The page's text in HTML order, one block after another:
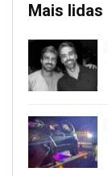
Mais lidas